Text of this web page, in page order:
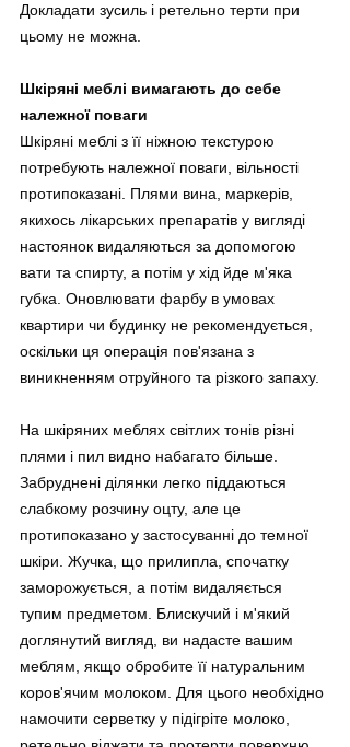
Докладати зусиль і ретельно терти при
цьому не можна.
Шкіряні меблі вимагають до себе
належної поваги
Шкіряні меблі з її ніжною текстурою
потребують належної поваги, вільності
протипоказані. Плями вина, маркерів,
якихось лікарських препаратів у вигляді
настоянок видаляються за допомогою
вати та спирту, а потім у хід йде м'яка
губка. Оновлювати фарбу в умовах
квартири чи будинку не рекомендується,
оскільки ця операція пов'язана з
виникненням отруйного та різкого запаху.
На шкіряних меблях світлих тонів різні
плями і пил видно набагато більше.
Забруднені ділянки легко піддаються
слабкому розчину оцту, але це
протипоказано у застосуванні до темної
шкіри. Жучка, що прилипла, спочатку
заморожується, а потім видаляється
тупим предметом. Блискучий і м'який
доглянутий вигляд, ви надасте вашим
меблям, якщо обробите її натуральним
коров'ячим молоком. Для цього необхідно
намочити серветку у підігріте молоко,